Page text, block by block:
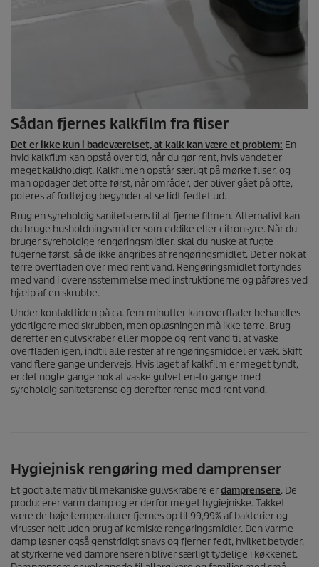
Sådan fjernes kalkfilm fra fliser
Det er ikke kun i badeværelset, at kalk kan være et problem: En
hvid kalkfilm kan opstå over tid, når du gør rent, hvis vandet er
meget kalkholdigt. Kalkfilmen opstår særligt på mørke fliser, og
man opdager det ofte først, når områder, der bliver gået på ofte,
poleres af fodtøj og begynder at se lidt fedtet ud.
Brug en syreholdig sanitetsrens til at fjerne filmen. Alternativt kan
du bruge husholdningsmidler som eddike eller citronsyre. Når du
bruger syreholdige rengøringsmidler, skal du huske at fugte
fugerne først, så de ikke angribes af rengøringsmidlet. Det er nok at
tørre overfladen over med rent vand. Rengøringsmidlet fortyndes
med vand i overensstemmelse med instruktionerne og påføres ved
hjælp af en skrubbe.
Under kontakttiden på ca. fem minutter kan overflader behandles
yderligere med skrubben, men opløsningen må ikke tørre. Brug
derefter en gulvskraber eller moppe og rent vand til at vaske
overfladen igen, indtil alle rester af rengøringsmiddel er væk. Skift
vand flere gange undervejs. Hvis laget af kalkfilm er meget tyndt,
er det nogle gange nok at vaske gulvet en-to gange med
syreholdig sanitetsrense og derefter rense med rent vand.
Hygiejnisk rengøring med damprenser
Et godt alternativ til mekaniske gulvskrabere erdamprensere. De
producerer varm damp og er derfor meget hygiejniske. Takket
være de høje temperaturer fjernes op til 99,99% af bakterier og
virusser helt uden brug af kemiske rengøringsmidler. Den varme
damp løsner også genstridigt snavs og fjerner fedt, hvilket betyder,
at styrkerne ved damprenseren bliver særligt tydelige i køkkenet.